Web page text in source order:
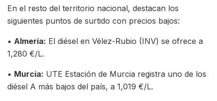
En el resto del territorio nacional, destacan los
siguientes puntos de surtido con precios bajos:
• Almería: El diésel en Vélez-Rubio (INV) se ofrece a
1,280 €/L.
• Murcia: UTE Estación de Murcia registra uno de los
diésel A más bajos del país, a 1,019 €/L.